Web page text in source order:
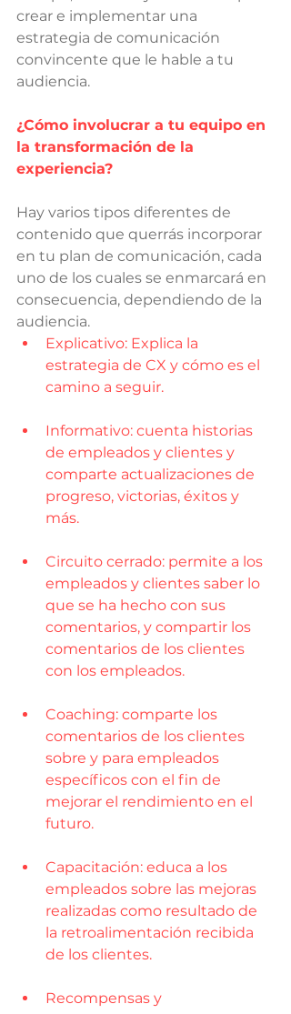
crear e implementar una
estrategia de comunicación
convincente que le hable a tu
audiencia.
¿Cómo involucrar a tu equipo en
la transformación de la
experiencia?
Hay varios tipos diferentes de
contenido que querrás incorporar
en tu plan de comunicación, cada
uno de los cuales se enmarcará en
consecuencia, dependiendo de la
audiencia.
Explicativo: Explica la
estrategia de CX y cómo es el
camino a seguir.
Informativo: cuenta historias
de empleados y clientes y
comparte actualizaciones de
progreso, victorias, éxitos y
más.
Circuito cerrado: permite a los
empleados y clientes saber lo
que se ha hecho con sus
comentarios, y compartir los
comentarios de los clientes
con los empleados.
Coaching: comparte los
comentarios de los clientes
sobre y para empleados
específicos con el fin de
mejorar el rendimiento en el
futuro.
Capacitación: educa a los
empleados sobre las mejoras
realizadas como resultado de
la retroalimentación recibida
de los clientes.
Recompensas y